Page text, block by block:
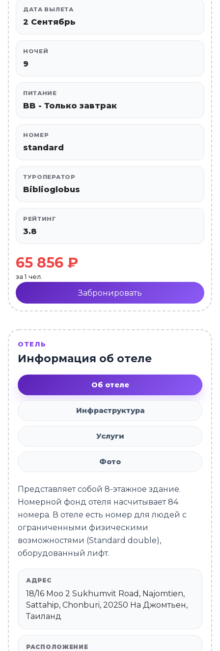
ДАТА ВЫЛЕТА
2 Сентябрь
НОЧЕЙ
9
ПИТАНИЕ
BB - Только завтрак
НОМЕР
standard
ТУРОПЕРАТОР
Biblioglobus
РЕЙТИНГ
3.8
65 856 ₽
за 1 чел.
Забронировать
ОТЕЛЬ
Информация об отеле
Об отеле
Инфраструктура
Услуги
Фото
Представляет собой 8-этажное здание.
Номерной фонд отеля насчитывает 84
номера. В отеле есть номер для людей с
ограниченными физическими
возможностями (Standard double),
оборудованный лифт.
АДРЕС
18/16 Moo 2 Sukhumvit Road, Najomtien,
Sattahip, Chonburi, 20250 На Джомтьен,
Таиланд
РАСПОЛОЖЕНИЕ